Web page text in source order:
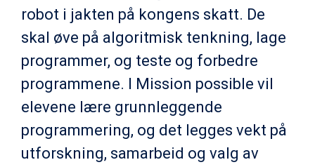
robot i jakten på kongens skatt. De
skal øve på algoritmisk tenkning, lage
programmer, og teste og forbedre
programmene. I Mission possible vil
elevene lære grunnleggende
programmering, og det legges vekt på
utforskning, samarbeid og valg av